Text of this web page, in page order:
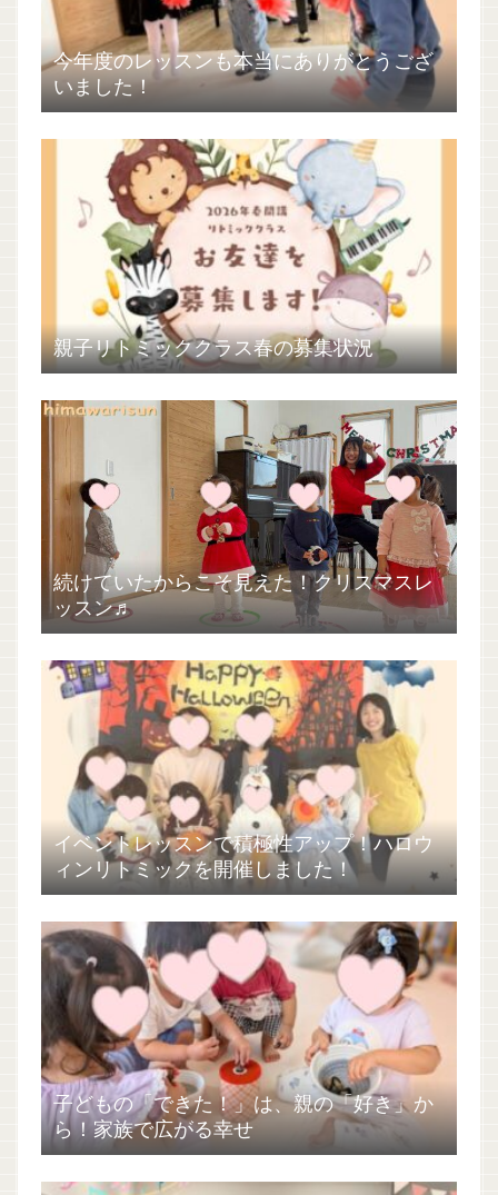
今年度のレッスンも本当にありがとうござ
いました！
親子リトミッククラス春の募集状況
続けていたからこそ見えた！クリスマスレ
ッスン♬
イベントレッスンで積極性アップ！ハロウ
ィンリトミックを開催しました！
子どもの「できた！」は、親の「好き」か
ら！家族で広がる幸せ